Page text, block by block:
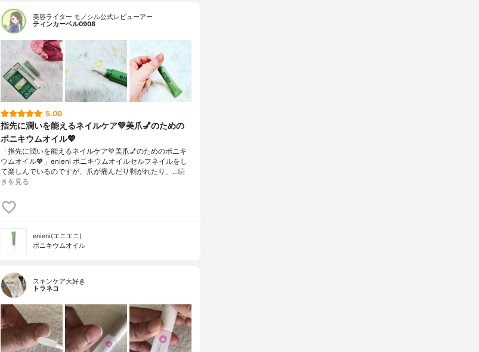
美容ライター モノシル公式レビューアー
ティンカーベル0908
5.00
指先に潤いを能えるネイルケア💚美爪💅のための
ポニキウムオイル💖
「指先に潤いを能えるネイルケア💚美爪💅のためのポニキ
ウムオイル💖」enieni ポニキウムオイルセルフネイルをし
て楽しんでいるのですが、爪が痛んだり剥がれたり、…続
きを見る
enieni(エニエニ)
ポニキウムオイル
スキンケア大好き
トラネコ